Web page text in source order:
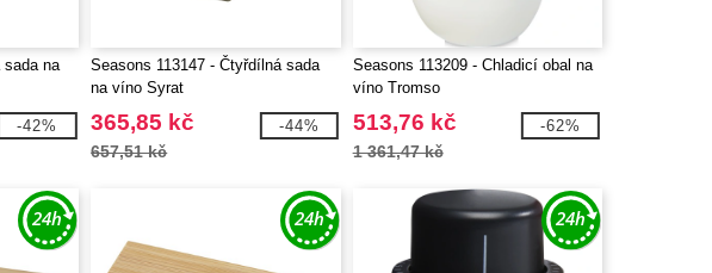
sada na
-42%
Seasons 113147 - Čtyřdílná sada
na víno Syrat
365,85 kč
657,51 kč
-44%
Seasons 113209 - Chladicí obal na
víno Tromso
513,76 kč
1 361,47 kč
-62%